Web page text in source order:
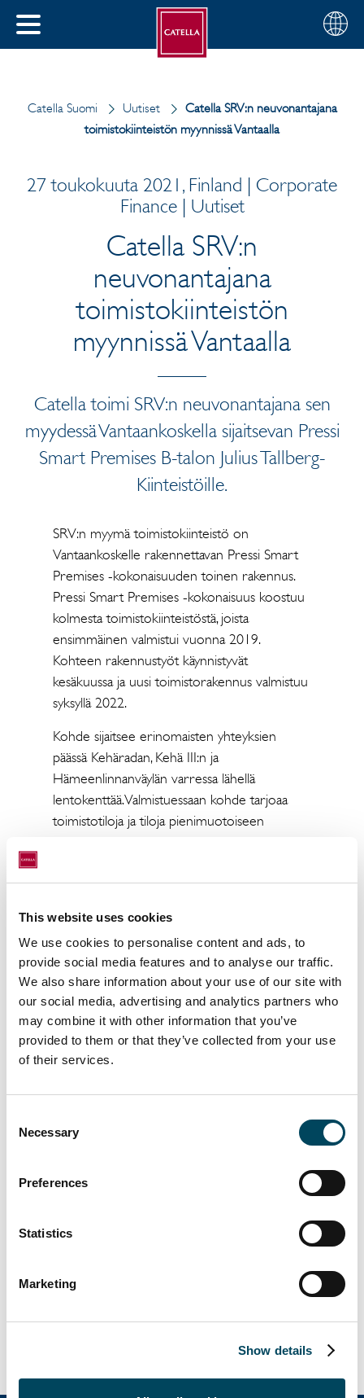
This website uses cookies
We use cookies to personalise content and ads, to
provide social media features and to analyse our traffic.
We also share information about your use of our site with
our social media, advertising and analytics partners who
may combine it with other information that you’ve
provided to them or that they’ve collected from your use
of their services.
Selection
Necessary
Preferences
Statistics
Marketing
Show details
SULJE
Valitse
alue
Suomi
Catella Suomi Uutiset
Catella SRV:n neuvonantajana
toimistokiinteistön myynnissä Vantaalla
27 toukokuuta 2021, Finland | Corporate
Finance | Uutiset
Catella SRV:n
neuvonantajana
toimistokiinteistön
myynnissä Vantaalla
Catella toimi SRV:n neuvonantajana sen
myydessä Vantaankoskella sijaitsevan Pressi
Smart Premises B-talon Julius Tallberg-
Kiinteistöille.
SRV:n myymä toimistokiinteistö on
Vantaankoskelle rakennettavan Pressi Smart
Premises -kokonaisuuden toinen rakennus.
Pressi Smart Premises -kokonaisuus koostuu
kolmesta toimistokiinteistöstä, joista
ensimmäinen valmistui vuonna 2019.
Kohteen rakennustyöt käynnistyvät
kesäkuussa ja uusi toimistorakennus valmistuu
syksyllä 2022.
Kohde sijaitsee erinomaisten yhteyksien
päässä Kehäradan, Kehä III:n ja
Hämeenlinnanväylän varressa lähellä
lentokenttää. Valmistuessaan kohde tarjoaa
toimistotiloja ja tiloja pienimuotoiseen
m2.
Catella toimi myyntiprosessissa SRV:n
Lisätietoja:
Antti Louko
antti.louko@catella.fi
Markus Juvala
p. 050 3737 540